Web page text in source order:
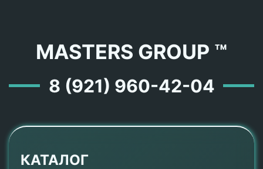
MASTERS GROUP ™
8 (921) 960-42-04
КАТАЛОГ